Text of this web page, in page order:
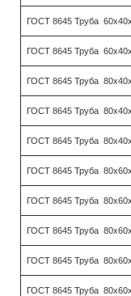
ГОСТ 8645 Труба
ГОСТ 8645 Труба
ГОСТ 8645 Труба
ГОСТ 8645 Труба
ГОСТ 8645 Труба
ГОСТ 8645 Труба
ГОСТ 8645 Труба
ГОСТ 8645 Труба
ГОСТ 8645 Труба
ГОСТ 8645 Труба